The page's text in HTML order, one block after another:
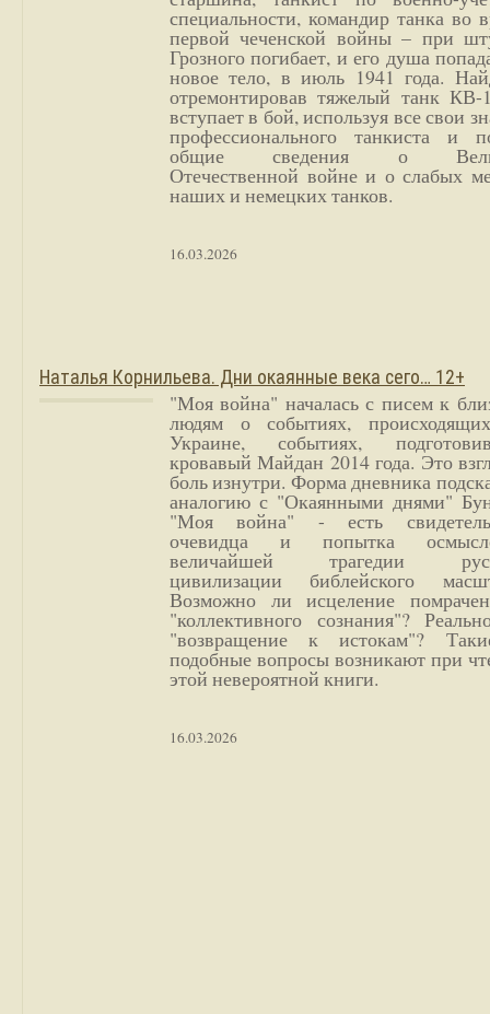
специальности, командир танка во
первой чеченской войны – при
Грозного погибает, и его душа
новое тело, в июль 1941 года.
отремонтировав тяжелый танк
вступает в бой, используя все свои
профессионального танкиста и
общие сведения о
Отечественной войне и о слабых
наших и немецких танков.
16.03.2026
Наталья Корнильева. Дни окаянные века сего… 12+
"Моя война" началась с писем к
людям о событиях,
Украине, событиях,
кровавый Майдан 2014 года. Это
боль изнутри. Форма дневника
аналогию с "Окаянными днями"
"Моя война" - есть
очевидца и попытка
величайшей трагедии
цивилизации библейского
Возможно ли исцеление
"коллективного сознания"?
"возвращение к истокам"?
подобные вопросы возникают при
этой невероятной книги.
16.03.2026